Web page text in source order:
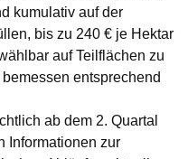
kumulativ auf der
bis zu 240 € je Hektar
auf Teilflächen zu
entsprechend
ab dem 2. Quartal
Informationen zur